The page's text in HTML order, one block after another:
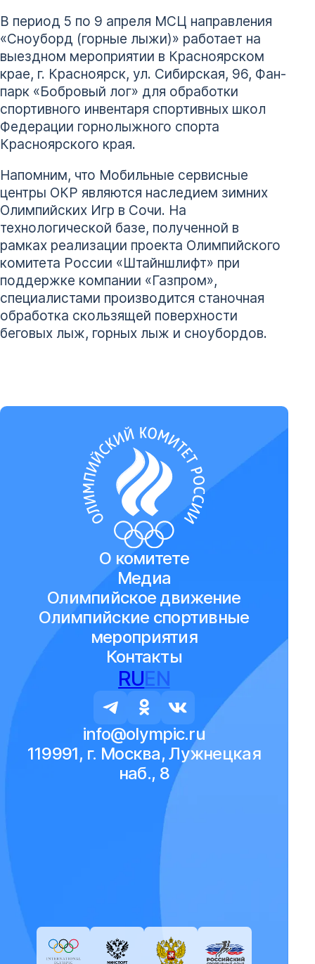
В период 5 по 9 апреля МСЦ направления
«Сноуборд (горные лыжи)» работает на
выездном мероприятии в Красноярском
крае, г. Красноярск, ул. Сибирская, 96, Фан-
парк «Бобровый лог» для обработки
спортивного инвентаря спортивных школ
Федерации горнолыжного спорта
Красноярского края.
Напомним, что Мобильные сервисные
центры ОКР являются наследием зимних
Олимпийских Игр в Сочи. На
технологической базе, полученной в
рамках реализации проекта Олимпийского
комитета России «Штайншлифт» при
поддержке компании «Газпром»,
специалистами производится станочная
обработка скользящей поверхности
беговых лыж, горных лыж и сноубордов.
О комитете
Медиа
Олимпийское движение
Олимпийские спортивные
мероприятия
Контакты
RUEN
info@olympic.ru
119991, г. Москва, Лужнецкая
наб., 8